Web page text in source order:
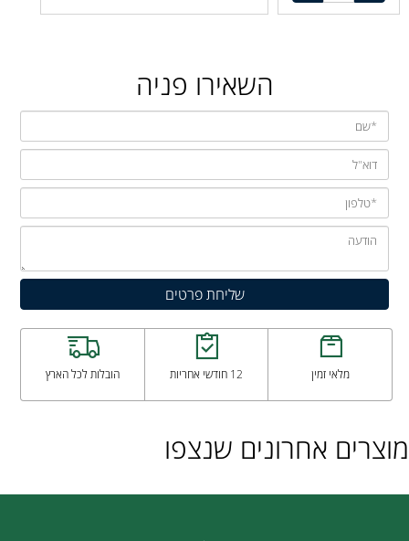
השאירו פניה
מלאי זמין 12 חודשי אחריות הובלות לכל הארץ
מוצרים אחרונים שנצפו